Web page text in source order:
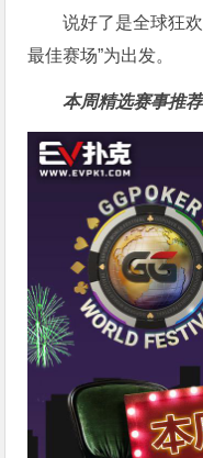
说好了是全球狂
最佳赛场”为出发。
本周精选赛事推荐